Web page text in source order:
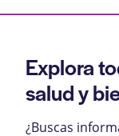
Explora
salud y
¿Buscas